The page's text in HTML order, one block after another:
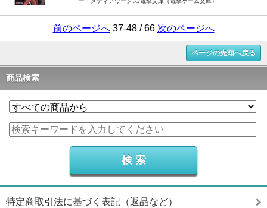
前のページへ37-48 / 66 次のページへ
ページの先頭へ戻る
商品検索
特定商取引法に基づく表記（返品など）